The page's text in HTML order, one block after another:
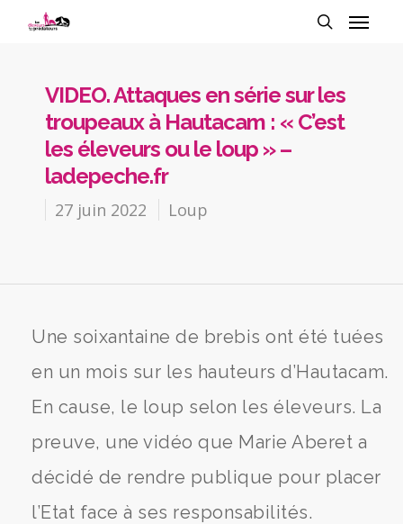
VIDEO. Attaques en série sur les
troupeaux à Hautacam : « C’est
les éleveurs ou le loup » –
ladepeche.fr
27 juin 2022 Loup
Une soixantaine de brebis ont été tuées
en un mois sur les hauteurs d’Hautacam.
En cause, le loup selon les éleveurs. La
preuve, une vidéo que Marie Aberet a
décidé de rendre publique pour placer
l’Etat face à ses responsabilités.